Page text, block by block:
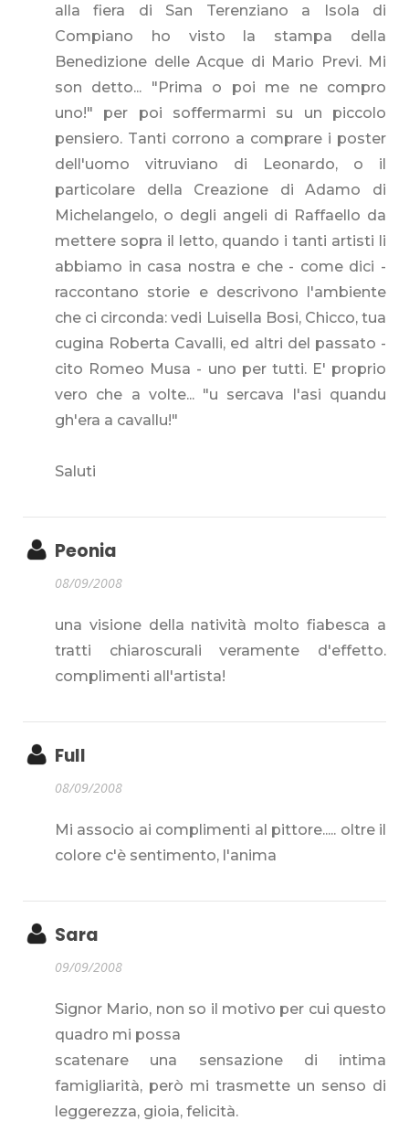
alla fiera di San Terenziano a Isola di
Compiano ho visto la stampa della
Benedizione delle Acque di Mario Previ. Mi
son detto... "Prima o poi me ne compro
uno!" per poi soffermarmi su un piccolo
pensiero. Tanti corrono a comprare i poster
dell'uomo vitruviano di Leonardo, o il
particolare della Creazione di Adamo di
Michelangelo, o degli angeli di Raffaello da
mettere sopra il letto, quando i tanti artisti li
abbiamo in casa nostra e che - come dici -
raccontano storie e descrivono l'ambiente
che ci circonda: vedi Luisella Bosi, Chicco, tua
cugina Roberta Cavalli, ed altri del passato -
cito Romeo Musa - uno per tutti. E' proprio
vero che a volte... "u sercava l'asi quandu
gh'era a cavallu!"
Saluti
Peonia
08/09/2008
una visione della natività molto fiabesca a
tratti chiaroscurali veramente d'effetto.
complimenti all'artista!
Full
08/09/2008
Mi associo ai complimenti al pittore..... oltre il
colore c'è sentimento, l'anima
Sara
09/09/2008
Signor Mario, non so il motivo per cui questo
quadro mi possa
scatenare una sensazione di intima
famigliarità, però mi trasmette un senso di
leggerezza, gioia, felicità.